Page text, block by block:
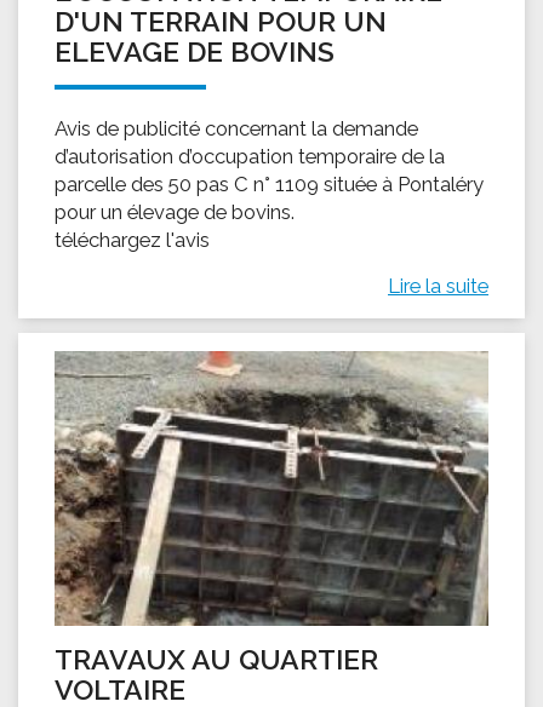
D'UN TERRAIN POUR UN
ELEVAGE DE BOVINS
Avis de publicité concernant la demande
d’autorisation d’occupation temporaire de la
parcelle des 50 pas C n° 1109 située à Pontaléry
pour un élevage de bovins.
téléchargez l'avis
Lire la suite
TRAVAUX AU QUARTIER
VOLTAIRE